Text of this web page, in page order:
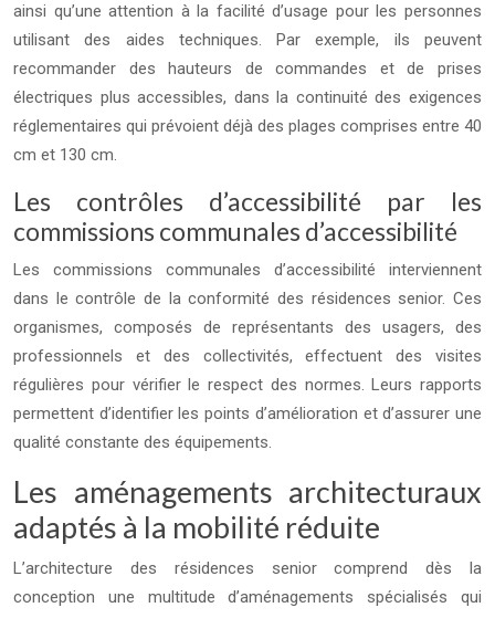
ainsi qu’une attention à la facilité d’usage pour les personnes
utilisant des aides techniques. Par exemple, ils peuvent
recommander des hauteurs de commandes et de prises
électriques plus accessibles, dans la continuité des exigences
réglementaires qui prévoient déjà des plages comprises entre 40
cm et 130 cm.
Les contrôles d’accessibilité par les
commissions communales d’accessibilité
Les commissions communales d’accessibilité interviennent
dans le contrôle de la conformité des résidences senior. Ces
organismes, composés de représentants des usagers, des
professionnels et des collectivités, effectuent des visites
régulières pour vérifier le respect des normes. Leurs rapports
permettent d’identifier les points d’amélioration et d’assurer une
qualité constante des équipements.
Les aménagements architecturaux
adaptés à la mobilité réduite
L’architecture des résidences senior comprend dès la
conception une multitude d’aménagements spécialisés qui